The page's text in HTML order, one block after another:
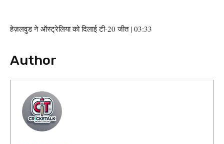
हेज़लवुड ने ऑस्ट्रेलिया को दिलाई टी-20 जीत | 03:33
Author